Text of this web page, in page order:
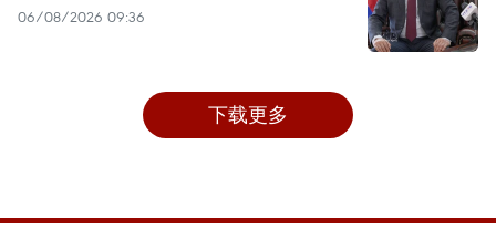
06/08/2026 09:36
下载更多